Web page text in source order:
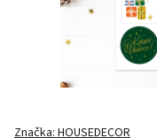
Značka:HOUSEDECOR